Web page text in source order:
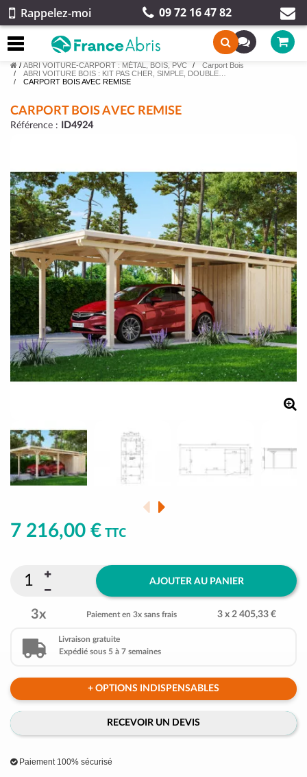
Rappelez-moi 09 72 16 47 82
/ ABRI VOITURE-CARPORT : MÉTAL, BOIS, PVC
Carport Bois
ABRI VOITURE BOIS : KIT PAS CHER, SIMPLE, DOUBLE…
CARPORT BOIS AVEC REMISE
CARPORT BOIS AVEC REMISE
Référence : ID4924
7 216,00 € TTC
AJOUTER AU PANIER
3x Paiement en 3x sans frais 3 x 2 405,33 €
Livraison gratuite
Expédié sous 5 à 7 semaines
+ OPTIONS INDISPENSABLES
RECEVOIR UN DEVIS
Paiement 100% sécurisé